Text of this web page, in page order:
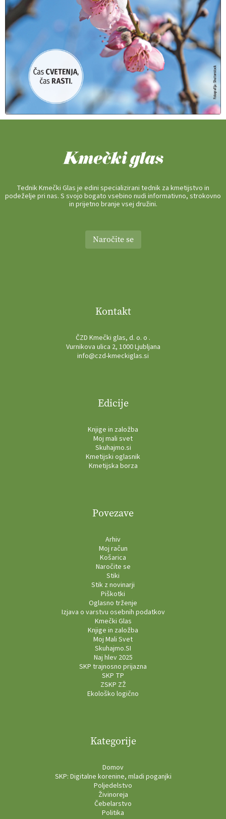
Tednik Kmečki Glas je edini specializirani tednik za kmetijstvo in
podeželje pri nas. S svojo bogato vsebino nudi informativno, strokovno
in prijetno branje vsej družini.
Naročite se
Kontakt
ČZD Kmečki glas, d. o. o .
Vurnikova ulica 2, 1000 Ljubljana
info@czd-kmeckiglas.si
Edicije
Knjige in založba
Moj mali svet
Skuhajmo.si
Kmetijski oglasnik
Kmetijska borza
Povezave
Arhiv
Moj račun
Košarica
Naročite se
Stiki
Stik z novinarji
Piškotki
Oglasno trženje
Izjava o varstvu osebnih podatkov
Kmečki Glas
Knjige in založba
Moj Mali Svet
Skuhajmo.SI
Naj hlev 2025
SKP trajnosno prijazna
SKP TP
ZSKP ZŽ
Ekološko logično
Kategorije
Domov
SKP: Digitalne korenine, mladi poganjki
Poljedelstvo
Živinoreja
Čebelarstvo
Politika